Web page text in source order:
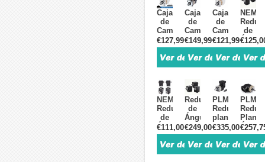
Caja
de
Cambios
en
Ángulo
Recto
RTG60
10:1
/
20:1
/
50:1
Para
Motores
Servo
de
€127,99
Caja
de
Cambios
en
Ángulo
Recto°
para
Paso
a
Paso
Nema
17
5:1 /
10:1
/
20:1
€149,99
Caja
de
Cambios
en
Ángulo
Recto
Relación
10:1
/
20:1
/
50:1
Para
Motor
Paso
a
€121,99
de
Recto
con
2:1/
5mm/
90°
NEMA23
Reductor
de
Ángulo
Recto
con
Engranaje
€111,00
Reductor
de
Ángulo
Recto
(Engranaje
Cónico)
para
€249,00
PLMG090
Reductor
planetario
de
ángulo
recto
de
€335,00
Recto
Motor